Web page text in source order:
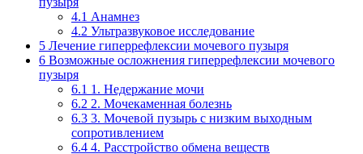
4.1 Анамнез
4.2 Ультразвуковое исследование
5 Лечение гиперрефлексии мочевого пузыря
6 Возможные осложнения гиперрефлексии мочевого
пузыря
6.1 1. Недержание мочи
6.2 2. Мочекаменная болезнь
6.3 3. Мочевой пузырь с низким выходным
сопротивлением
6.4 4. Расстройство обмена веществ